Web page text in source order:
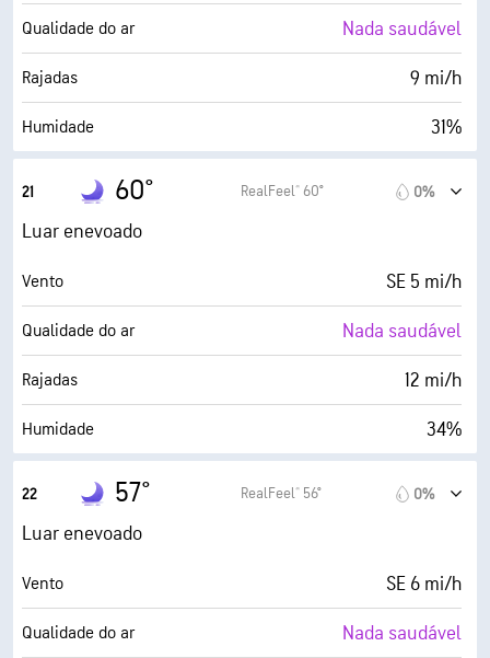
Visibilidade 7 milhas
Teto de nuvens 30000 pés
Qualidade do ar Nada saudável
Rajadas 9 mi/h
Humidade 31%
Ponto de orvalho
AccuLumen Brightness Index™
Cobertura de nuvens 0%
Visibilidade 7 milhas
Teto de nuvens 30000 pés
21 60° RealFeel® 60° 0%
Luar enevoado
Vento SE 5 mi/h
Qualidade do ar Nada saudável
Rajadas 12 mi/h
Humidade 34%
Ponto de orvalho
AccuLumen Brightness Index™
Cobertura de nuvens 0%
Visibilidade 7 milhas
22 57° RealFeel® 56° 0%
Luar enevoado
Vento SE 6 mi/h
Qualidade do ar Nada saudável